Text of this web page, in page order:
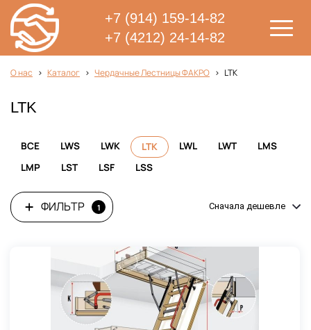
+7 (914) 159-14-82
+7 (4212) 24-14-82
О нас Каталог Чердачные Лестницы ФАКРО LTK
LTK
ВСЕ LWS LWK LTK LWL LWT
LMS
LMP
LST LSF LSS
ФИЛЬТР 1 Сначала дешевле